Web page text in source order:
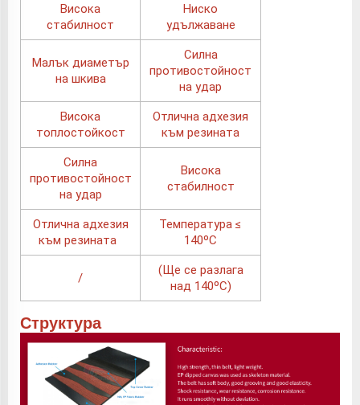
Висока
стабилност
Ниско
удължаване
Малък диаметър
на шкива
Силна
противостойност
на удар
Висока
топлостойкост
Отлична адхезия
към резината
Силна
противостойност
на удар
Висока
стабилност
Отлична адхезия
към резината
Температура ≤
140ºC
/
(Ще се разлага
над 140ºC)
Структура